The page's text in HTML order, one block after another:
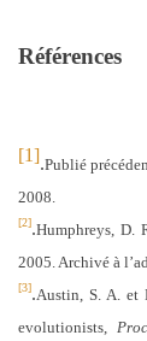
Références
[1].Publié
2008.
[2].Humphreys, D.
2005. Archivé à
[3].Austin, S. A. et
evolutionists,